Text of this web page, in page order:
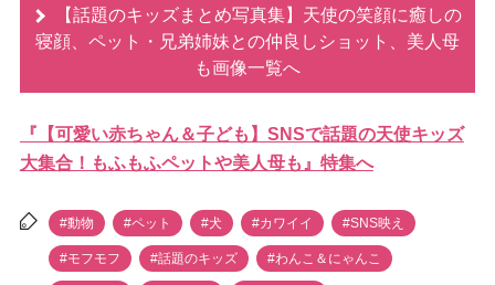
【話題のキッズまとめ写真集】天使の笑顔に癒しの
寝顔、ペット・兄弟姉妹との仲良しショット、美人母
も画像一覧へ
『【可愛い赤ちゃん＆子ども】SNSで話題の天使キッズ
大集合！もふもふペットや美人母も』特集へ
#動物 #ペット #犬 #カワイイ #SNS映え
#モフモフ #話題のキッズ #わんこ＆にゃんこ